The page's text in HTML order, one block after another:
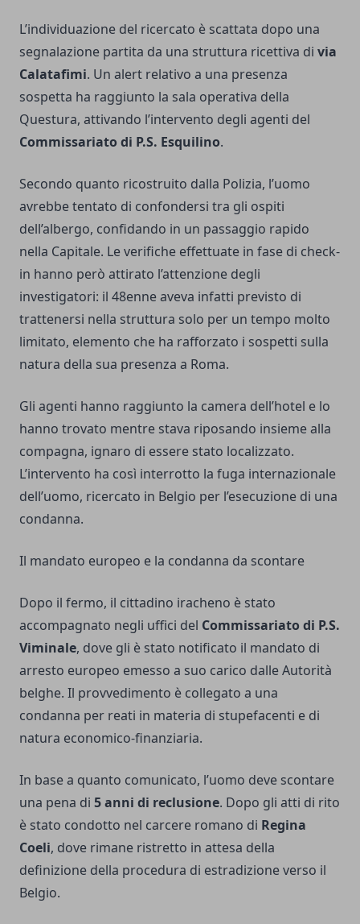
L’individuazione del ricercato è scattata dopo una
segnalazione partita da una struttura ricettiva di via
Calatafimi. Un alert relativo a una presenza
sospetta ha raggiunto la sala operativa della
Questura, attivando l’intervento degli agenti del
Commissariato di P.S. Esquilino.
Secondo quanto ricostruito dalla Polizia, l’uomo
avrebbe tentato di confondersi tra gli ospiti
dell’albergo, confidando in un passaggio rapido
nella Capitale. Le verifiche effettuate in fase di check-
in hanno però attirato l’attenzione degli
investigatori: il 48enne aveva infatti previsto di
trattenersi nella struttura solo per un tempo molto
limitato, elemento che ha rafforzato i sospetti sulla
natura della sua presenza a Roma.
Gli agenti hanno raggiunto la camera dell’hotel e lo
hanno trovato mentre stava riposando insieme alla
compagna, ignaro di essere stato localizzato.
L’intervento ha così interrotto la fuga internazionale
dell’uomo, ricercato in Belgio per l’esecuzione di una
condanna.
Il mandato europeo e la condanna da scontare
Dopo il fermo, il cittadino iracheno è stato
accompagnato negli uffici del Commissariato di P.S.
Viminale, dove gli è stato notificato il mandato di
arresto europeo emesso a suo carico dalle Autorità
belghe. Il provvedimento è collegato a una
condanna per reati in materia di stupefacenti e di
natura economico-finanziaria.
In base a quanto comunicato, l’uomo deve scontare
una pena di 5 anni di reclusione. Dopo gli atti di rito
è stato condotto nel carcere romano di Regina
Coeli, dove rimane ristretto in attesa della
definizione della procedura di estradizione verso il
Belgio.